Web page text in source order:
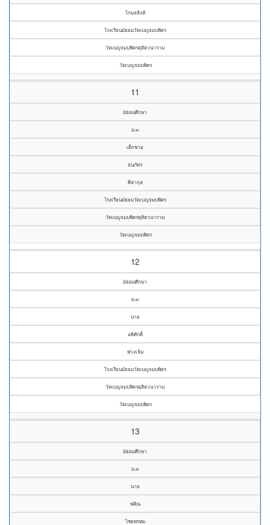
โกมลสิงห์
โรงเรียนมัธยมวัดเบญจมบพิตร
วัดเบญจมบพิตรดุสิตวนาราม
วัดเบญจมบพิตร
11
มัธยมศึกษา
ม.๓
เด็กชาย
ธนภัทร
ศิลากุล
โรงเรียนมัธยมวัดเบญจมบพิตร
วัดเบญจมบพิตรดุสิตวนาราม
วัดเบญจมบพิตร
12
มัธยมศึกษา
ม.๓
นาย
อดิศักดิ์
พ่วงเจิม
โรงเรียนมัธยมวัดเบญจมบพิตร
วัดเบญจมบพิตรดุสิตวนาราม
วัดเบญจมบพิตร
13
มัธยมศึกษา
ม.๓
นาย
พสิณ
ไชยพรหม